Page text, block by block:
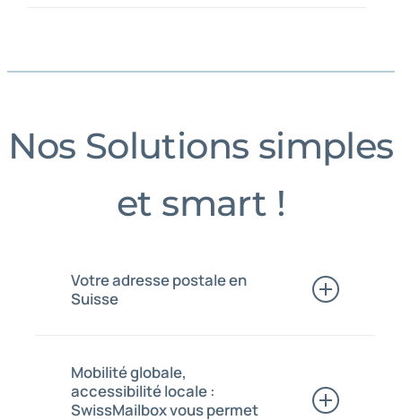
Nos Solutions simples
et smart !
Votre adresse postale en
Suisse
personnel grâce à nos services de
domiciliation premium. Que vous soyez
une entreprise à la recherche d’une
Mobilité globale,
accessibilité locale :
SwissMailbox vous permet